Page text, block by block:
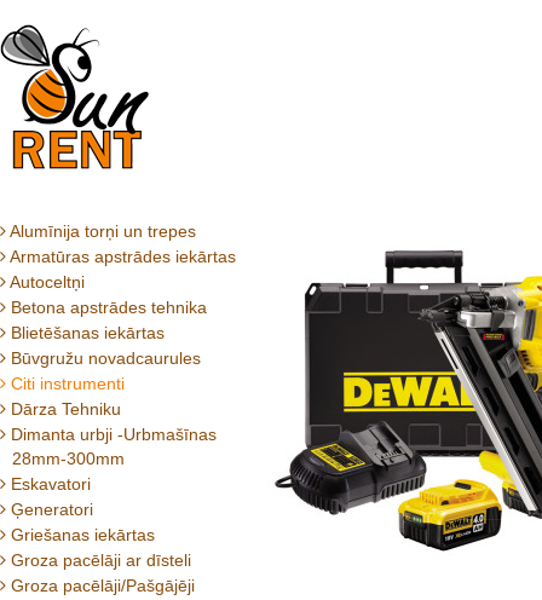
Alumīnija torņi un trepes
Armatūras apstrādes iekārtas
Autoceltņi
Betona apstrādes tehnika
Blietēšanas iekārtas
Būvgružu novadcaurules
Citi instrumenti
Dārza Tehniku
Dimanta urbji -Urbmašīnas
28mm-300mm
Eskavatori
Ģeneratori
Griešanas iekārtas
Groza pacēlāji ar dīsteli
Groza pacēlāji/Pašgājēji